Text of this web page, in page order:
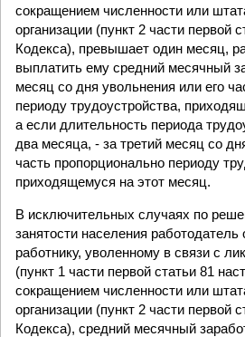
сокращением численности или
организации (пункт 2 части первой
Кодекса), превышает один месяц,
выплатить ему средний месячный
месяц со дня увольнения или его
периоду трудоустройства,
а если длительность периода
два месяца, - за третий месяц со
часть пропорционально периоду
приходящемуся на этот месяц.
В исключительных случаях по
занятости населения
работнику, уволенному в связи с
(пункт 1 части первой статьи 81
сокращением численности или
организации (пункт 2 части первой
Кодекса), средний месячный